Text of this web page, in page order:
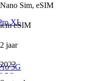
XL
5G
5G
Nano Sim, eSIM
icm eSIM
2 jaar
2022